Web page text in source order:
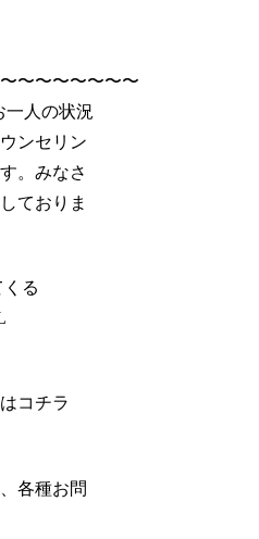
〜〜〜〜〜〜〜
一人の状況
ンセリン
。みなさ
ておりま
る
コチラ
各種お問